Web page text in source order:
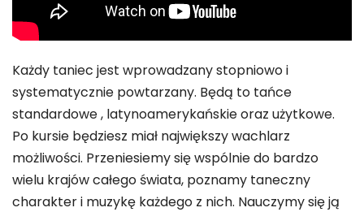
Każdy taniec jest wprowadzany stopniowo i
systematycznie powtarzany. Będą to tańce
standardowe , latynoamerykańskie oraz użytkowe.
Po kursie będziesz miał największy wachlarz
możliwości. Przeniesiemy się wspólnie do bardzo
wielu krajów całego świata, poznamy taneczny
charakter i muzykę każdego z nich. Nauczymy się ją